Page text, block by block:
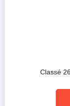
Classé